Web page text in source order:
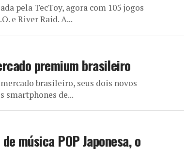
pela TecToy, agora com 105 jogos
e River Raid. A...
premium brasileiro
brasileiro, seus dois novos
smartphones de...
música POP Japonesa, o